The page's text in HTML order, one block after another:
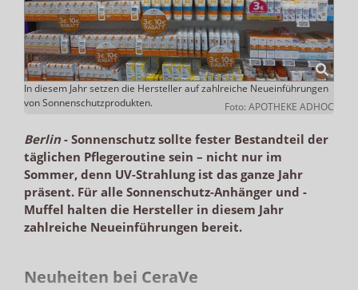
In diesem Jahr setzen die Hersteller auf zahlreiche Neueinführungen
von Sonnenschutzprodukten.
Foto: APOTHEKE ADHOC
Berlin- Sonnenschutz sollte fester Bestandteil der
täglichen Pflegeroutine sein – nicht nur im
Sommer, denn UV-Strahlung ist das ganze Jahr
präsent. Für alle Sonnenschutz-Anhänger und -
Muffel halten die Hersteller in diesem Jahr
zahlreiche Neueinführungen bereit.
Neuheiten bei CeraVe